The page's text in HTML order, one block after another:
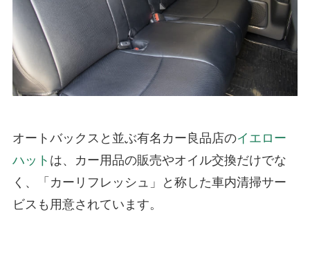
オートバックスと並ぶ有名カー良品店のイエロー
ハット は、カー用品の販売やオイル交換だけでな
く、「カーリフレッシュ」と称した車内清掃サー
ビスも用意されています。